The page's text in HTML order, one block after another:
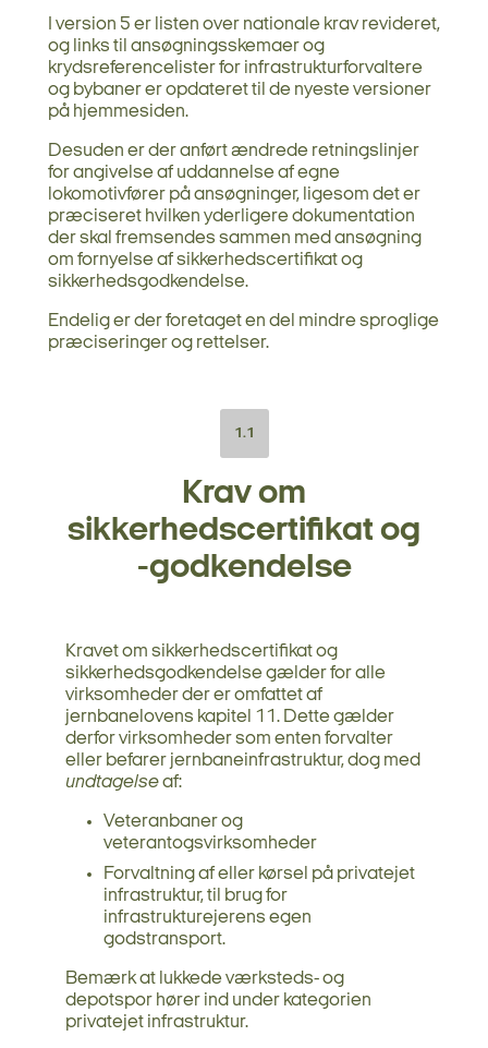
I version 5 er listen over nationale krav revideret,
og links til ansøgningsskemaer og
krydsreferencelister for infrastrukturforvaltere
og bybaner er opdateret til de nyeste versioner
på hjemmesiden.
Desuden er der anført ændrede retningslinjer
for angivelse af uddannelse af egne
lokomotivfører på ansøgninger, ligesom det er
præciseret hvilken yderligere dokumentation
der skal fremsendes sammen med ansøgning
om fornyelse af sikkerhedscertifikat og
sikkerhedsgodkendelse.
Endelig er der foretaget en del mindre sproglige
præciseringer og rettelser.
1.1
Krav om
sikkerhedscertifikat og
-godkendelse
Kravet om sikkerhedscertifikat og
sikkerhedsgodkendelse gælder for alle
virksomheder der er omfattet af
jernbanelovens kapitel 11. Dette gælder
derfor virksomheder som enten forvalter
eller befarer jernbaneinfrastruktur, dog med
undtagelseaf:
Veteranbaner og
veterantogsvirksomheder
Forvaltning af eller kørsel på privatejet
infrastruktur, til brug for
infrastrukturejerens egen
godstransport.
Bemærk at lukkede værksteds- og
depotspor hører ind under kategorien
privatejet infrastruktur.